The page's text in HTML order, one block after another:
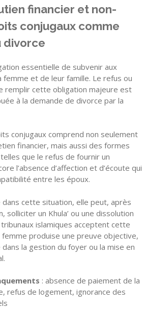
financier et non-
conjugaux comme
divorce
essentielle de subvenir aux
femme et de leur famille. Le refus ou
remplir cette obligation majeure est
à la demande de divorce par la
conjugaux comprend non seulement
financier, mais aussi des formes
que le refus de fournir un
l’absence d’affection et d’écoute qui
entre les époux.
cette situation, elle peut, après
solliciter un Khula’ ou une dissolution
islamiques acceptent cette
femme produise une preuve objective,
dans la gestion du foyer ou la mise en
: absence de paiement de la
refus de logement, ignorance des